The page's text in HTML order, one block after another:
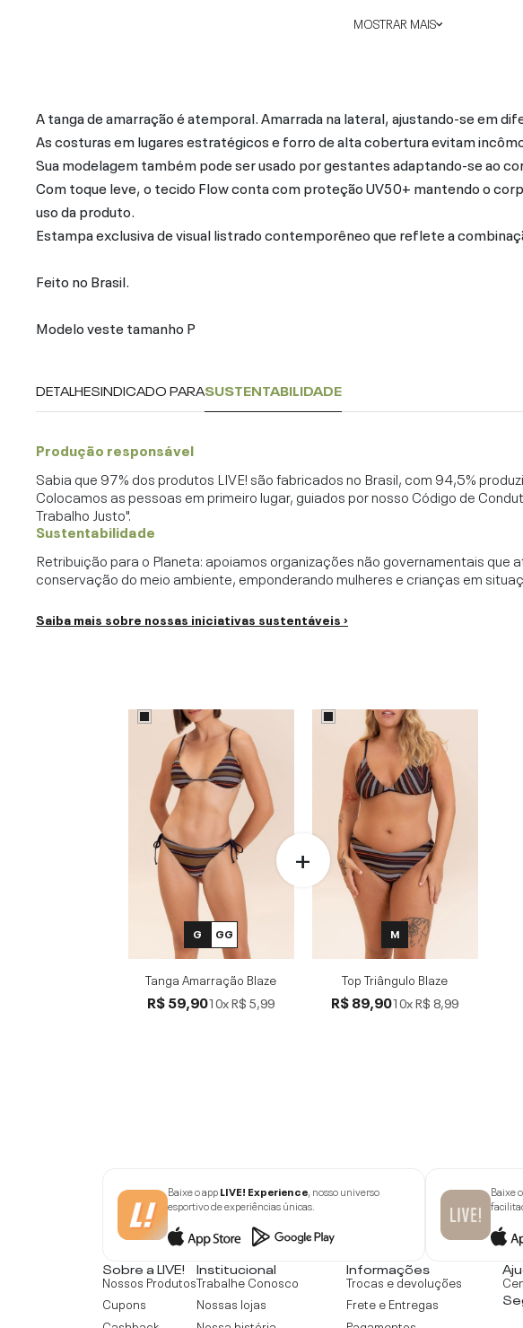
MOSTRAR MAIS
A tanga de amarração é atemporal. Amarrada na lateral, ajustando-se em
As costuras em lugares estratégicos e forro de alta cobertura evitam
Sua modelagem também pode ser usado por gestantes adaptando-se ao
Com toque leve, o tecido Flow conta com proteção UV50+ mantendo o
uso da produto.
Estampa exclusiva de visual listrado contemporêneo que reflete a
Feito no Brasil.
Modelo veste tamanho P
DETALHESINDICADO PARASUSTENTABILIDADE
Produção responsável
Sabia que 97% dos produtos LIVE! são fabricados no Brasil, com 94,5%
Colocamos as pessoas em primeiro lugar, guiados por nosso Código de
Trabalho Justo".
Sustentabilidade
Retribuição para o Planeta: apoiamos organizações não governamentais que
conservação do meio ambiente, emponderando mulheres e crianças em
Saiba mais sobre nossas iniciativas sustentáveis ›
G GG
Tanga Amarração Blaze
R$ 59,9010xR$ 5,99
M
Top Triângulo Blaze
R$ 89,9010xR$ 8,99
Baixe o appLIVE! Experience, nosso universo
esportivo de experiências únicas.
Baixe
Sobre a LIVE!
Nossos Produtos
Cupons
Institucional
Trabalhe Conosco
Nossas lojas
Informações
Trocas e devoluções
Frete e Entregas